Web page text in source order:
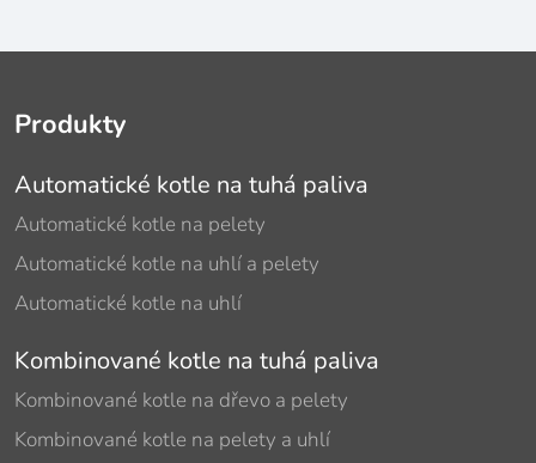
Produkty
Automatické kotle na tuhá paliva
Automatické kotle na pelety
Automatické kotle na uhlí a pelety
Automatické kotle na uhlí
Kombinované kotle na tuhá paliva
Kombinované kotle na dřevo a pelety
Kombinované kotle na pelety a uhlí